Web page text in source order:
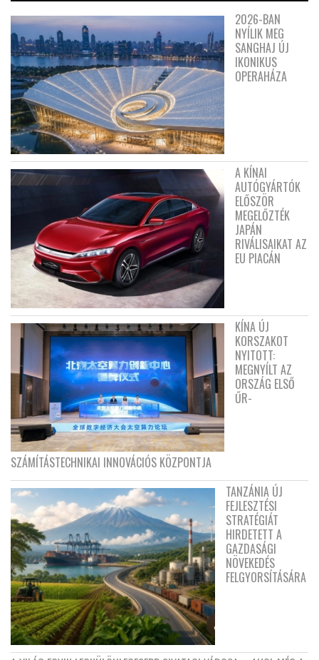
2026-BAN
NYÍLIK MEG
SANGHAJ ÚJ
IKONIKUS
OPERAHÁZA
A KÍNAI
AUTÓGYÁRTÓK
ELŐSZÖR
MEGELŐZTÉK
JAPÁN
RIVÁLISAIKAT AZ
EU PIACÁN
KÍNA ÚJ
KORSZAKOT
NYITOTT:
MEGNYÍLT AZ
ORSZÁG ELSŐ
ŰR-
SZÁMÍTÁSTECHNIKAI INNOVÁCIÓS KÖZPONTJA
TANZÁNIA ÚJ
FEJLESZTÉSI
STRATÉGIÁT
HIRDETETT A
GAZDASÁGI
NÖVEKEDÉS
FELGYORSÍTÁSÁRA